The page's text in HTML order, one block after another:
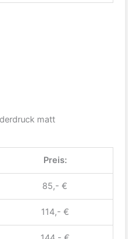
matt
Preis:
85,- €
114,- €